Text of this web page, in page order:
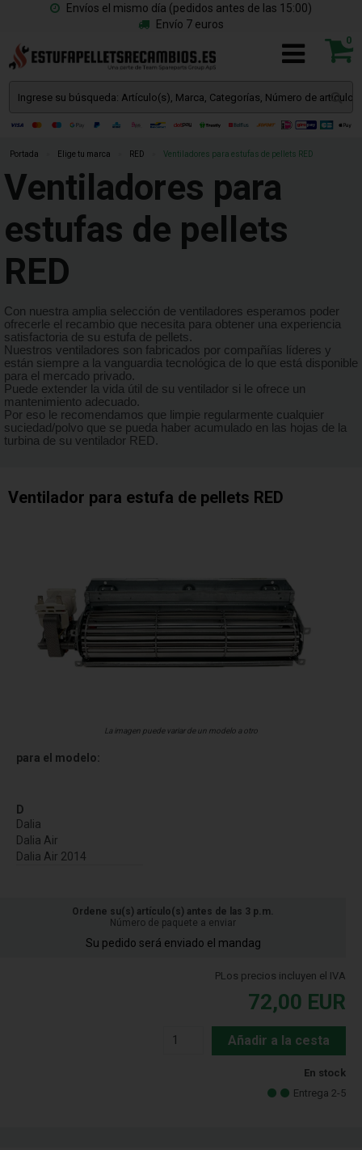
Envíos el mismo día (pedidos antes de las 15:00)
Envío 7 euros
0
Portada Elige tu marca RED Ventiladores para estufas de pellets RED
Ventiladores para
estufas de pellets
RED
Con nuestra amplia selección de ventiladores esperamos poder
ofrecerle el recambio que necesita para obtener una experiencia
satisfactoria de su estufa de pellets.
Nuestros ventiladores son fabricados por compañías líderes y
están siempre a la vanguardia tecnológica de lo que está disponible
para el mercado privado.
Puede extender la vida útil de su ventilador si le ofrece un
mantenimiento adecuado.
Por eso le recomendamos que limpie regularmente cualquier
suciedad/polvo que se pueda haber acumulado en las hojas de la
turbina de su ventilador RED.
Ventilador para estufa de pellets RED
La imagen puede variar de un modelo a otro
para el modelo:
D
Dalia
Dalia Air
Dalia Air 2014
Ordene su(s) artículo(s) antes de las 3 p.m.
Número de paquete a enviar
Su pedido será enviado el mandag
PLos precios incluyen el IVA
72,00 EUR
Añadir a la cesta
En stock
Entrega 2-5